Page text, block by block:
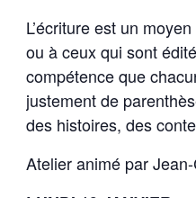
L’écriture est un
ou à ceux qui sont
compétence que
justement de
des histoires, des
Atelier animé par